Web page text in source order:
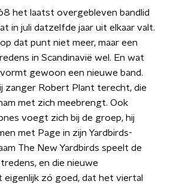
het laatst overgebleven bandlid
in juli datzelfde jaar uit elkaar valt.
dat punt niet meer, maar een
in Scandinavië wel. En wat
gewoon een nieuwe band.
zanger Robert Plant terecht, die
met zich meebrengt. Ook
voegt zich bij de groep, hij
met Page in zijn Yardbirds-
The New Yardbirds speelt de
en die nieuwe
eigenlijk zó goed, dat het viertal